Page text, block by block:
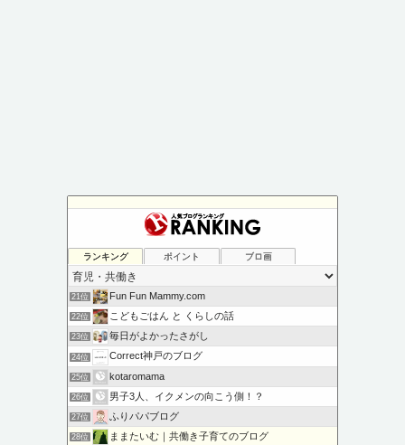
ランキング ポイント ブロ画
21位 Fun Fun Mammy.com
22位 こどもごはん と くらしの話
23位 毎日がよかったさがし
24位 Correct神戸のブログ
25位 kotaromama
26位 男子3人、イクメンの向こう側！？
27位 ふりパパブログ
28位 ままたいむ｜共働き子育てのブログ